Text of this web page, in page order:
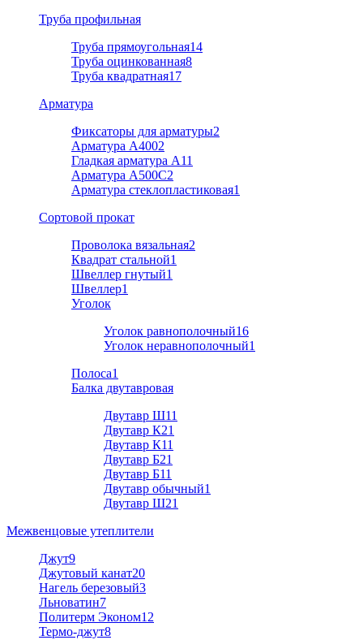
Труба профильная
Труба прямоугольная14
Труба оцинкованная8
Труба квадратная17
Арматура
Фиксаторы для арматуры2
Арматура А4002
Гладкая арматура А11
Арматура A500C2
Арматура стеклопластиковая1
Cортовой прокат
Проволока вязальная2
Квадрат стальной1
Швеллер гнутый1
Швеллер1
Уголок
Уголок равнополочный16
Уголок неравнополочный1
Полоса1
Балка двутавровая
Двутавр Ш11
Двутавр К21
Двутавр К11
Двутавр Б21
Двутавр Б11
Двутавр обычный1
Двутавр Ш21
Межвенцовые утеплители
Джут9
Джутовый канат20
Нагель березовый3
Льноватин7
Политерм Эконом12
Термо-джут8